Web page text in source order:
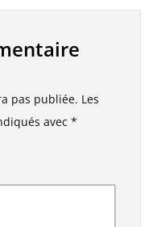
pas publiée. Les
avec *